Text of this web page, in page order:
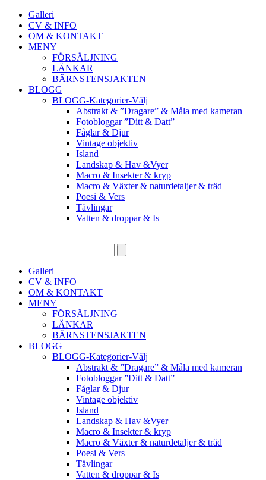
Galleri
CV & INFO
OM & KONTAKT
MENY
FÖRSÄLJNING
LÄNKAR
BÄRNSTENSJAKTEN
BLOGG
BLOGG-Kategorier-Välj
Abstrakt & ”Dragare” & Måla med kameran
Fotobloggar ”Ditt & Datt”
Fåglar & Djur
Vintage objektiv
Island
Landskap & Hav &Vyer
Macro & Insekter & kryp
Macro & Växter & naturdetaljer & träd
Poesi & Vers
Tävlingar
Vatten & droppar & Is
Galleri
CV & INFO
OM & KONTAKT
MENY
FÖRSÄLJNING
LÄNKAR
BÄRNSTENSJAKTEN
BLOGG
BLOGG-Kategorier-Välj
Abstrakt & ”Dragare” & Måla med kameran
Fotobloggar ”Ditt & Datt”
Fåglar & Djur
Vintage objektiv
Island
Landskap & Hav &Vyer
Macro & Insekter & kryp
Macro & Växter & naturdetaljer & träd
Poesi & Vers
Tävlingar
Vatten & droppar & Is